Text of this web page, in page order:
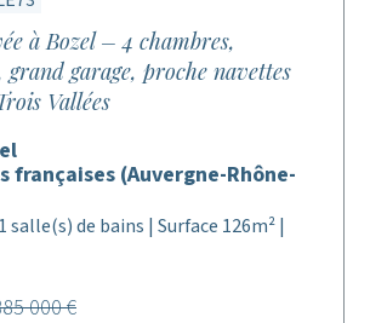
à Bozel – 4 chambres,
grand garage, proche navettes
Vallées
françaises (Auvergne-Rhône-
salle(s) de bains | Surface 126m² |
000 €